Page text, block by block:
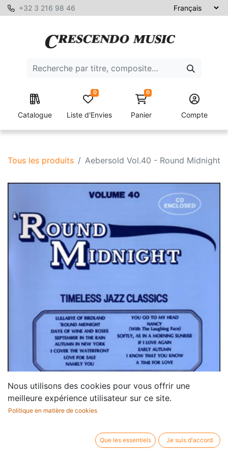
+32 3 216 98 46
Catalogue Liste d'Envies
0 0
Panier Compte
Tous les produits Aebersold Vol.40 - Round Midnight
Nous utilisons des cookies pour vous offrir une
meilleure expérience utilisateur sur ce site.
Politique en matière de cookies
Que les essentiels Je suis d'accord